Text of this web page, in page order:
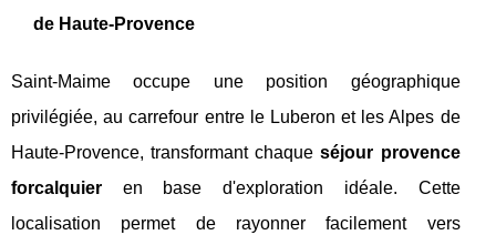
de Haute-Provence
Saint-Maime occupe une position géographique
privilégiée, au carrefour entre le Luberon et les Alpes de
Haute-Provence, transformant chaqueséjour provence
forcalquier en base d'exploration idéale. Cette
localisation permet de rayonner facilement vers